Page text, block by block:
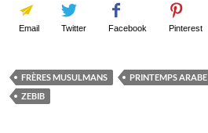
Email Twitter Facebook Pinterest
FRÈRES MUSULMANS PRINTEMPS ARABE
ZEBIB